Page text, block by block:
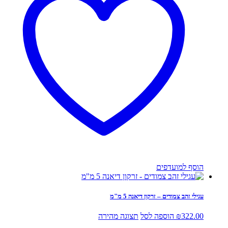
הוסף למועדפים
עגילי זהב צמודים – זרקון דיאנה 5 מ"מ
₪322.00 הוספה לסל תצוגה מהירה